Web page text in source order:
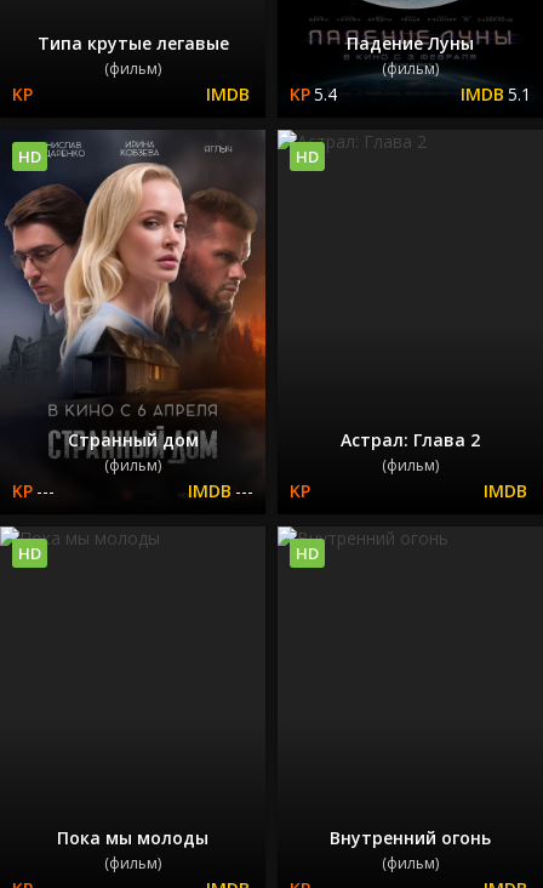
Типа крутые легавые
(фильм)
Падение Луны
(фильм)
5.4 5.1
Странный дом
(фильм)
--- ---
HD
Астрал: Глава 2
(фильм)
HD
Пока мы молоды
(фильм)
HD
Внутренний огонь
(фильм)
HD